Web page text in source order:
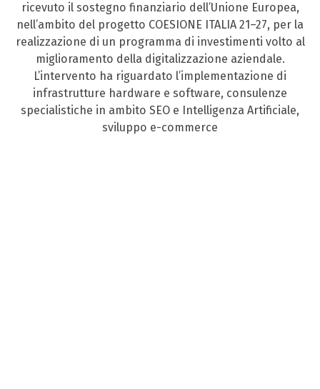
ricevuto il sostegno finanziario dell’Unione Europea,
nell’ambito del progetto COESIONE ITALIA 21–27, per la
realizzazione di un programma di investimenti volto al
miglioramento della digitalizzazione aziendale.
L’intervento ha riguardato l’implementazione di
infrastrutture hardware e software, consulenze
specialistiche in ambito SEO e Intelligenza Artificiale,
sviluppo e-commerce